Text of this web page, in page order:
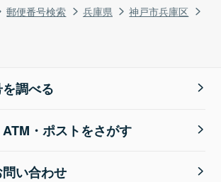
郵便番号検索 兵庫県
神戸市兵庫区
調べる
・ポストをさがす
い合わせ